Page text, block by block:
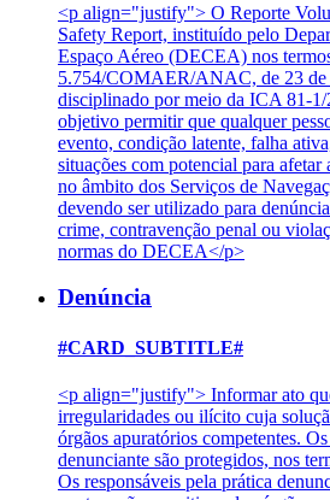
<p align="justify"> O Reporte
Safety Report, instituído pelo
Espaço Aéreo (DECEA) nos
5.754/COMAER/ANAC, de 23 de
disciplinado por meio da ICA 81-
objetivo permitir que qualquer
evento, condição latente, falha
situações com potencial para afetar
no âmbito dos Serviços de
devendo ser utilizado para
crime, contravenção penal ou
normas do DECEA</p>
Denúncia
#CARD_SUBTITLE#
<p align="justify"> Informar ato
irregularidades ou ilícito cuja
órgãos apuratórios competentes.
denunciante são protegidos, nos
Os responsáveis pela prática